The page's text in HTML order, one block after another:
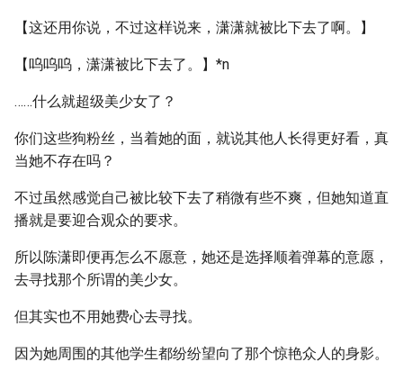
【这还用你说，不过这样说来，潇潇就被比下去了啊。】
【呜呜呜，潇潇被比下去了。】*n
……什么就超级美少女了？
你们这些狗粉丝，当着她的面，就说其他人长得更好看，真
当她不存在吗？
不过虽然感觉自己被比较下去了稍微有些不爽，但她知道直
播就是要迎合观众的要求。
所以陈潇即便再怎么不愿意，她还是选择顺着弹幕的意愿，
去寻找那个所谓的美少女。
但其实也不用她费心去寻找。
因为她周围的其他学生都纷纷望向了那个惊艳众人的身影。